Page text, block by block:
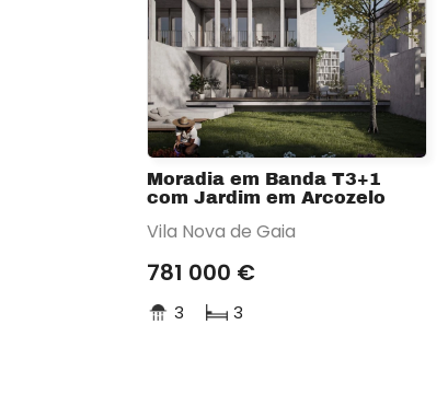
Moradia em Banda T3+1
com Jardim em Arcozelo
Vila Nova de Gaia
781 000 €
3 3